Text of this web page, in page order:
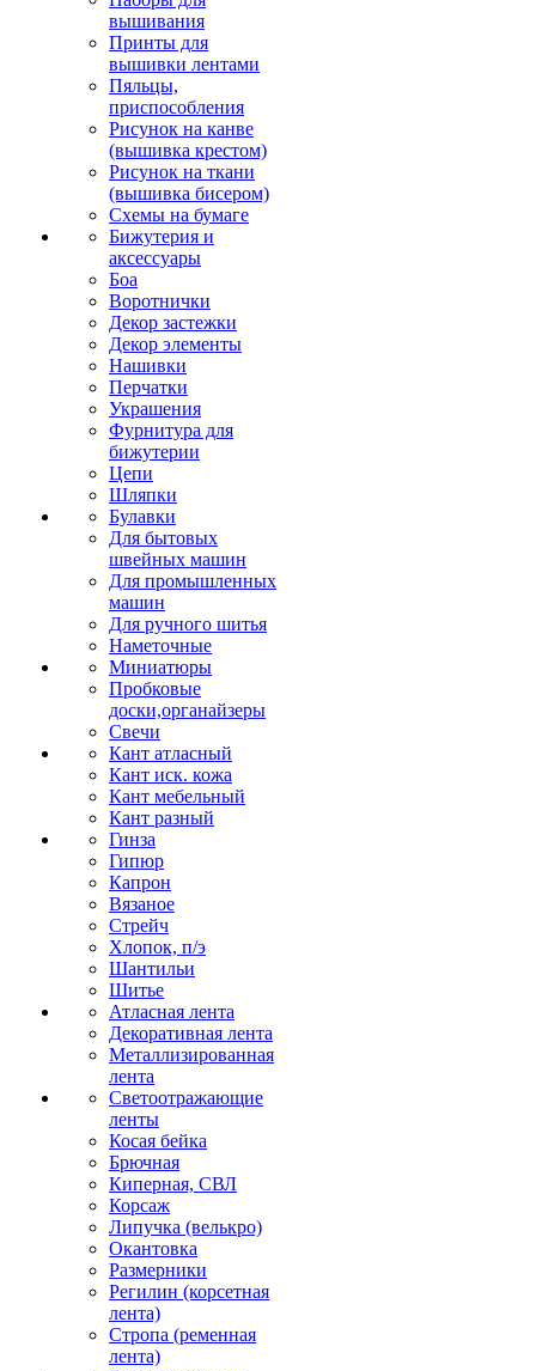
вышивания
Принты для
вышивки лентами
Пяльцы,
приспособления
Рисунок на канве
(вышивка крестом)
Рисунок на ткани
(вышивка бисером)
Схемы на бумаге
Бижутерия и
аксессуары
Боа
Воротнички
Декор застежки
Декор элементы
Нашивки
Перчатки
Украшения
Фурнитура для
бижутерии
Цепи
Шляпки
Булавки
Для бытовых
швейных машин
Для промышленных
машин
Для ручного шитья
Наметочные
Миниатюры
Пробковые
доски,органайзеры
Свечи
Кант атласный
Кант иск. кожа
Кант мебельный
Кант разный
Гинза
Гипюр
Капрон
Вязаное
Стрейч
Хлопок, п/э
Шантильи
Шитье
Атласная лента
Декоративная лента
Металлизированная
лента
Светоотражающие
ленты
Косая бейка
Брючная
Киперная, СВЛ
Корсаж
Липучка (велькро)
Окантовка
Размерники
Регилин (корсетная
лента)
Стропа (ременная
лента)